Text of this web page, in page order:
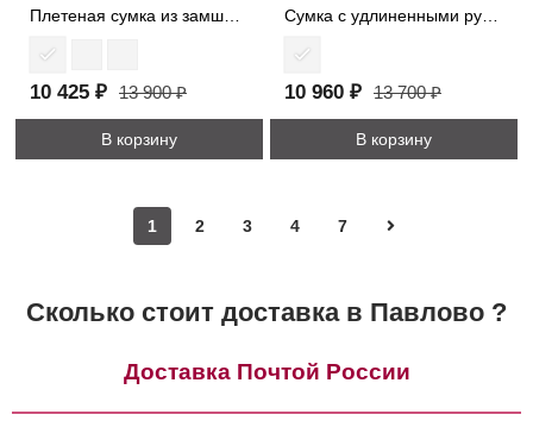
10 425 ₽ 13 900 ₽
В корзину
10 960 ₽ 13 700 ₽
В корзину
1 2 3 4 7
Сколько стоит доставка в Павлово ?
Доставка Почтой России